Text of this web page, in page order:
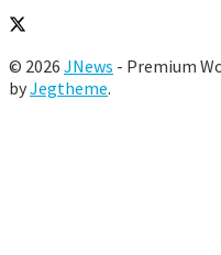
© 2026 JNews - Premium
byJegtheme.